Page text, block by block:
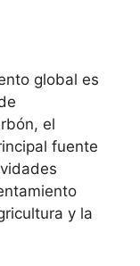
global es
el
fuente
y la